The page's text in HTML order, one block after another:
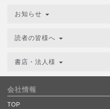
お知らせ
読者の皆様へ
書店・法人様
会社情報
TOP